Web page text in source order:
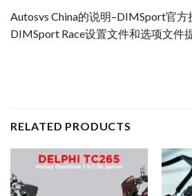
Autosvs China的说明–DIMSport官
DIMSport Race设置文件和选项文件
RELATED PRODUCTS